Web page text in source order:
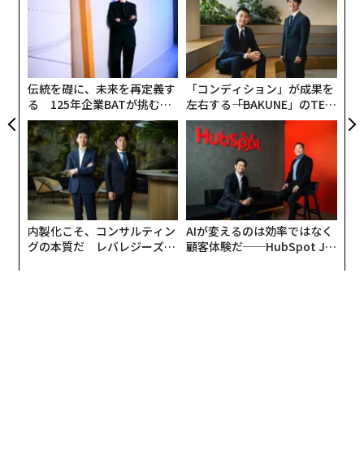
伝統を礎に、未来を再定義す
る 125年企業BATが挑むス
モークレスな未来
「コンディション」が成果を
左右する――「BAKUNE」のTEN
TIALが支える「挑戦者の明
日」
内製化こそ、コンサルティン
グの本質だ レバレジーズが
AIが変えるのは効率ではなく
顧客体験だ──HubSpot Ja